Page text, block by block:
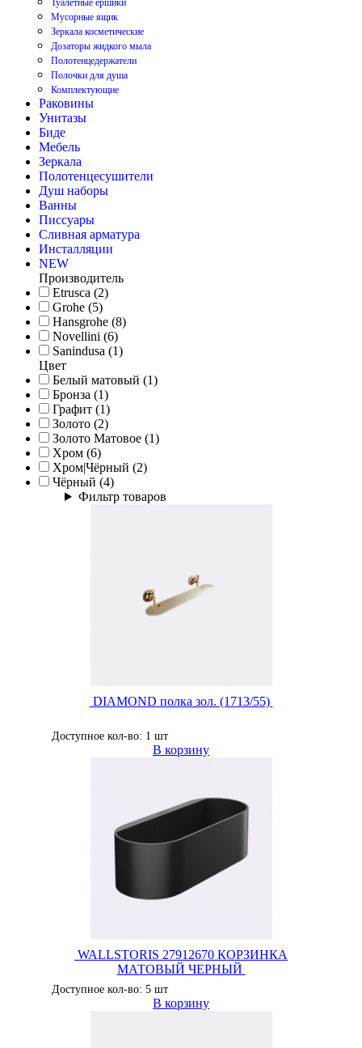
Туалетные ершики
Мусорные ящик
Зеркала косметические
Дозаторы жидкого мыла
Полотенцедержатели
Полочки для душа
Комплектующие
Раковины
Унитазы
Биде
Мебель
Зеркала
Полотенцесушители
Душ наборы
Ванны
Писсуары
Сливная арматура
Инсталляции
NEW
Производитель
Etrusca (2)
Grohe (5)
Hansgrohe (8)
Novellini (6)
Sanindusa (1)
Цвет
Белый матовый (1)
Бронза (1)
Графит (1)
Золото (2)
Золото Матовое (1)
Хром (6)
Хром|Чёрный (2)
Чёрный (4)
Фильтр товаров
DIAMOND полка зол. (1713/55)
Доступное кол-во: 1 шт
В корзину
WALLSTORIS 27912670 КОРЗИНКА
МАТОВЫЙ ЧЕРНЫЙ
Доступное кол-во: 5 шт
В корзину